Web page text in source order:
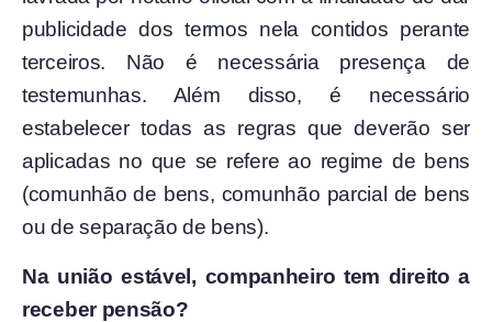
publicidade dos termos nela contidos perante
terceiros. Não é necessária presença de
testemunhas. Além disso, é necessário
estabelecer todas as regras que deverão ser
aplicadas no que se refere ao regime de bens
(comunhão de bens, comunhão parcial de bens
ou de separação de bens).
Na união estável, companheiro tem direito a
receber pensão?